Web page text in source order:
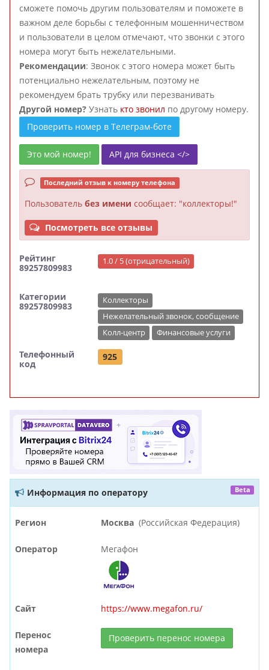
сможете помочь другим пользователям и поможете в
важном деле борьбы с телефонным мошенничеством
и пользователи в целом отмечают, что звонки с этого
номера могут быть нежелательными.
Рекомендации: Звонок с этого номера может быть
потенциально нежелательным, поэтому не
рекомендуем брать трубку или перезванивать
Другой номер? Узнать кто звонил по другому номеру.
Проверить номер в Телеграм-боте
Это мой номер! API для бизнеса </>
Последний отзыв к номеру телефона
Пользователь без имени сообщает: "коллекторы!"
Посмотреть все отзывы
Рейтинг
89257809983
1.0 / 5 (отрицательный)
Категории
89257809983
Коллекторы
Нежелательный звонок, сообщение
Колл-центр
Финансовые услуги
Телефонный
код
925
Информация по оператору Beta
Регион Москва (Российская Федерация)
Оператор Мегафон
Сайт https://www.megafon.ru/
Перенос
номера
Проверить перенос номера